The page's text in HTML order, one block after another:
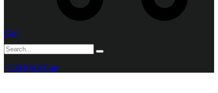
Cart
0,00 KM 0 Cart